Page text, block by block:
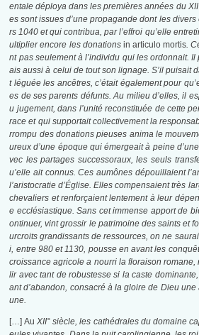
entale déploya dans les premières années du
es sont issues d’une propagande dont les
rs 1040 et qui contribua, par l’effroi qu’elle
ultiplier encore les donations in articulo mortis.
nt pas seulement à l’individu qui les ordonnait.
ais aussi à celui de tout son lignage. S’il puisait
t léguée les ancêtres, c’était également pour
es de ses parents défunts. Au milieu d’elles, il
u jugement, dans l’unité reconstituée de cette
race et qui supportait collectivement la
rrompu des donations pieuses anima le
ureux d’une époque qui émergeait à peine
vec les partages successoraux, les seuls
u’elle ait connus. Ces aumônes dépouillaient
l’aristocratie d’Église. Elles compensaient très
chevaliers et renforçaient lentement à leur
e ecclésiastique. Sans cet immense apport de
ontinuer, vint grossir le patrimoine des saints et
urcroits grandissants de ressources, on ne
i, entre 980 et 1130, pousse en avant les
croissance agricole a nourri la floraison romane,
lir avec tant de robustesse si la caste
ant d’abandon, consacré à la gloire de Dieu
une.
[…] Au XII° siècle, les cathédrales du domaine